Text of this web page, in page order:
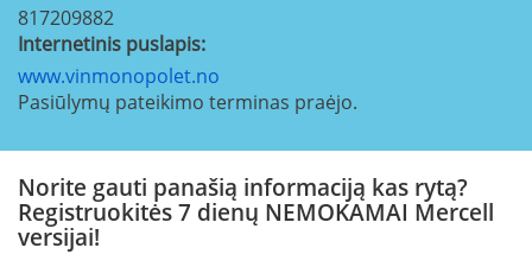
817209882
Internetinis puslapis:
www.vinmonopolet.no
Pasiūlymų pateikimo terminas praėjo.
Norite gauti panašią informaciją kas rytą?
Registruokitės 7 dienų NEMOKAMAI Mercell
versijai!